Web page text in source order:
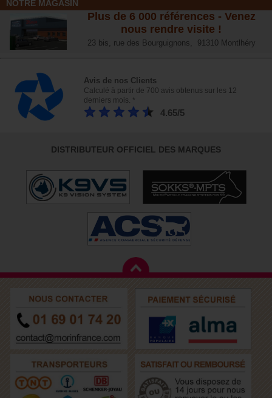
NOTRE MAGASIN
Plus de 6 000 références - Venez
nous rendre visite !
23 bis, rue des Bourguignons, 91310 Montlhéry
Avis de nos Clients
Calculé à partir de 700 avis obtenus sur les 12
derniers mois. *
4.65/5
DISTRIBUTEUR OFFICIEL DES MARQUES